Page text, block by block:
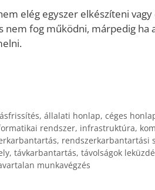
elég egyszer elkészíteni
nem fog működni, márpedig
, állalati honlap, céges
rendszer, infrastruktúra,
, rendszerkarbantartási
, távkarbantartás, távolságok
munkavégzés